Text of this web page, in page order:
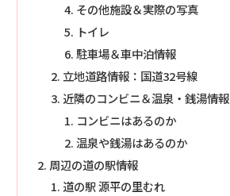
その他施設＆実際の写真
トイレ
駐車場＆車中泊情報
立地道路情報：国道32号線
近隣のコンビニ＆温泉・銭湯情報
コンビニはあるのか
温泉や銭湯はあるのか
周辺の道の駅情報
道の駅 源平の里むれ